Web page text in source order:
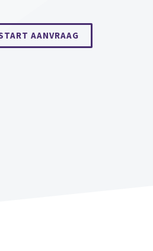
AANVRAAG